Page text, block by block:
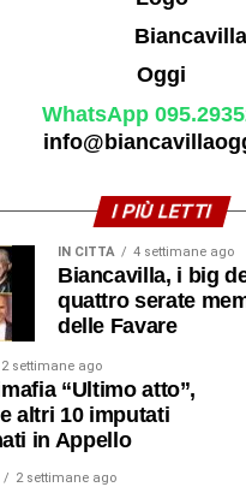
WhatsApp
I PIÙ LETTI
IN CITTÀ 4 settimane ago
Biancavilla, i big
quattro serate
delle Favare
2 settimane ago
“Ultimo atto”,
altri 10 imputati
in Appello
2 settimane ago